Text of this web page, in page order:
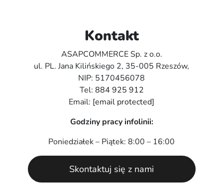
Kontakt
ASAPCOMMERCE Sp. z o.o.
ul. PL. Jana Kilińskiego 2, 35-005 Rzeszów,
NIP: 5170456078
Tel: 884 925 912
Email: [email protected]
Godziny pracy infolinii:
Poniedziałek – Piątek: 8:00 – 16:00
Skontaktuj się z nami